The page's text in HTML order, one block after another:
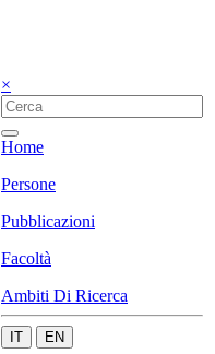
×
Home
Persone
Pubblicazioni
Facoltà
Ambiti Di Ricerca
IT EN